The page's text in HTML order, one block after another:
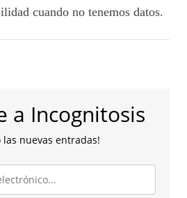
cuando no tenemos datos.
a Incognitosis
las nuevas entradas!